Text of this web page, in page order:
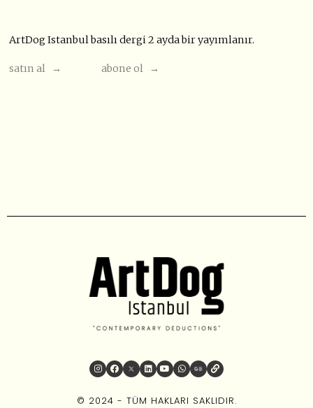
ArtDog Istanbul basılı dergi 2 ayda bir yayımlanır.
satın al → abone ol →
© 2024 - TÜM HAKLARI SAKLIDIR.